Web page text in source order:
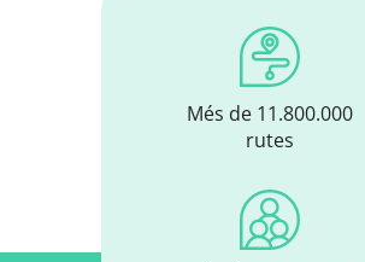
Més de 11.800.000
rutes